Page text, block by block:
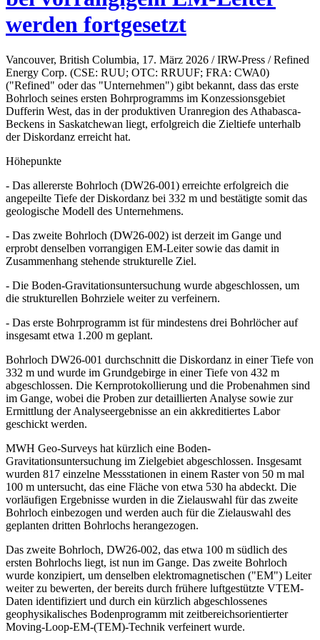
werden fortgesetzt
Vancouver, British Columbia, 17. März 2026 / IRW-Press / Refined
Energy Corp. (CSE: RUU; OTC: RRUUF; FRA: CWA0)
("Refined" oder das "Unternehmen") gibt bekannt, dass das erste
Bohrloch seines ersten Bohrprogramms im Konzessionsgebiet
Dufferin West, das in der produktiven Uranregion des Athabasca-
Beckens in Saskatchewan liegt, erfolgreich die Zieltiefe unterhalb
der Diskordanz erreicht hat.
Höhepunkte
- Das allererste Bohrloch (DW26-001) erreichte erfolgreich die
angepeilte Tiefe der Diskordanz bei 332 m und bestätigte somit das
geologische Modell des Unternehmens.
- Das zweite Bohrloch (DW26-002) ist derzeit im Gange und
erprobt denselben vorrangigen EM-Leiter sowie das damit in
Zusammenhang stehende strukturelle Ziel.
- Die Boden-Gravitationsuntersuchung wurde abgeschlossen, um
die strukturellen Bohrziele weiter zu verfeinern.
- Das erste Bohrprogramm ist für mindestens drei Bohrlöcher auf
insgesamt etwa 1.200 m geplant.
Bohrloch DW26-001 durchschnitt die Diskordanz in einer Tiefe von
332 m und wurde im Grundgebirge in einer Tiefe von 432 m
abgeschlossen. Die Kernprotokollierung und die Probenahmen sind
im Gange, wobei die Proben zur detaillierten Analyse sowie zur
Ermittlung der Analyseergebnisse an ein akkreditiertes Labor
geschickt werden.
MWH Geo-Surveys hat kürzlich eine Boden-
Gravitationsuntersuchung im Zielgebiet abgeschlossen. Insgesamt
wurden 817 einzelne Messstationen in einem Raster von 50 m mal
100 m untersucht, das eine Fläche von etwa 530 ha abdeckt. Die
vorläufigen Ergebnisse wurden in die Zielauswahl für das zweite
Bohrloch einbezogen und werden auch für die Zielauswahl des
geplanten dritten Bohrlochs herangezogen.
Das zweite Bohrloch, DW26-002, das etwa 100 m südlich des
ersten Bohrlochs liegt, ist nun im Gange. Das zweite Bohrloch
wurde konzipiert, um denselben elektromagnetischen ("EM") Leiter
weiter zu bewerten, der bereits durch frühere luftgestützte VTEM-
Daten identifiziert und durch ein kürzlich abgeschlossenes
geophysikalisches Bodenprogramm mit zeitbereichsorientierter
Moving-Loop-EM-(TEM)-Technik verfeinert wurde.